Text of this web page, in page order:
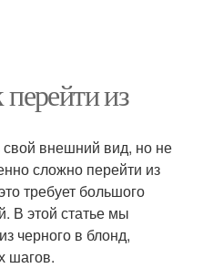
из
внешний вид, но не
сложно перейти из
требует большого
В этой статье мы
черного в блонд,
шагов.